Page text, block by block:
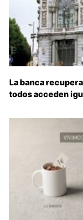
La banca
todos acceden